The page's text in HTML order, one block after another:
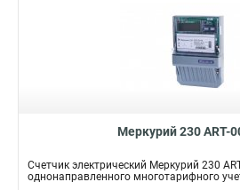
Меркурий 230 АRT-
Счетчик электрический Меркурий 230
однонаправленного многотарифного